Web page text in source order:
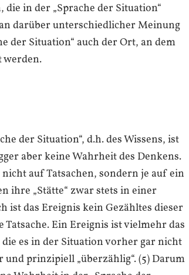
die in der „Sprache der Situation“
darüber unterschiedlicher Meinung
der Situation“ auch der Ort, an dem
werden.
der Situation“, d.h. des Wissens, ist
aber keine Wahrheit des Denkens.
auf Tatsachen, sondern je auf ein
ihre „Stätte“ zwar stets in einer
ist das Ereignis kein Gezähltes dieser
Ein Ereignis ist vielmehr das
es in der Situation vorher gar nicht
und prinzipiell „überzählig“. (5) Darum